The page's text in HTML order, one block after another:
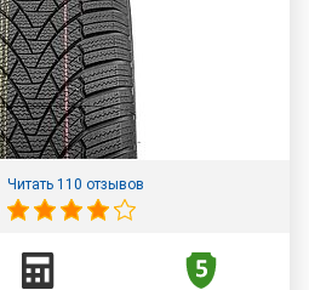
Читать 110 отзывов